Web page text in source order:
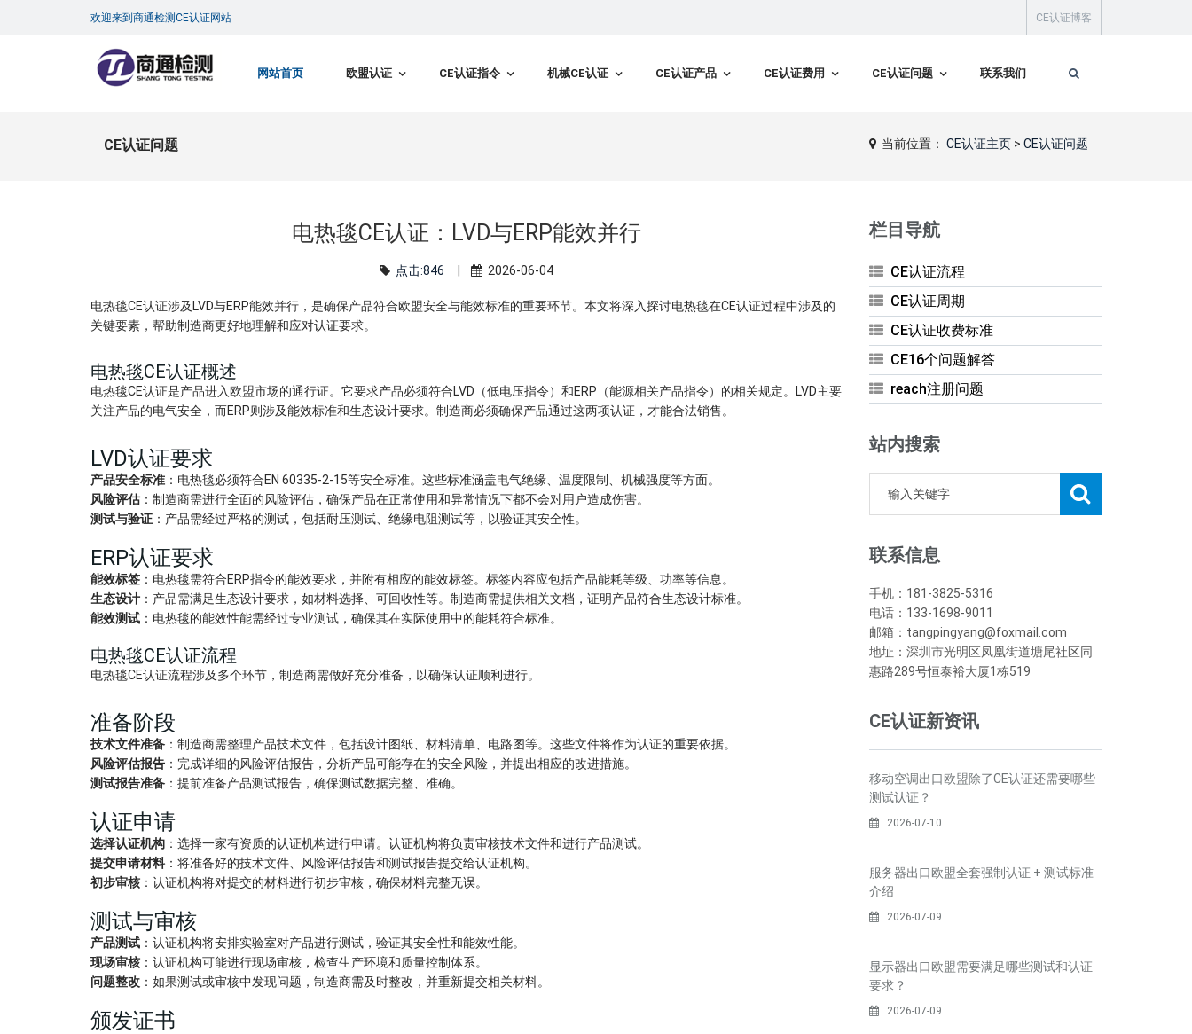
CE认证博客
欢迎来到商通检测CE认证网站
网站首页 欧盟认证 CE认证指令 机械CE认证 CE认证产品 CE认证费用 CE认证问题 联系我们
CE认证问题 当前位置： CE认证主页 > CE认证问题
电热毯CE认证：LVD与ERP能效并行
点击:846 2026-06-04
电热毯CE认证涉及LVD与ERP能效并行，是确保产品符合欧盟安全与能效标准的重要环节。本文将深入探讨电热毯在CE认证过程中涉及的
关键要素，帮助制造商更好地理解和应对认证要求。
电热毯CE认证概述
电热毯CE认证是产品进入欧盟市场的通行证。它要求产品必须符合LVD（低电压指令）和ERP（能源相关产品指令）的相关规定。LVD主要
关注产品的电气安全，而ERP则涉及能效标准和生态设计要求。制造商必须确保产品通过这两项认证，才能合法销售。
LVD认证要求
产品安全标准 ：电热毯必须符合EN 60335-2-15等安全标准。这些标准涵盖电气绝缘、温度限制、机械强度等方面。
风险评估 ：制造商需进行全面的风险评估，确保产品在正常使用和异常情况下都不会对用户造成伤害。
测试与验证 ：产品需经过严格的测试，包括耐压测试、绝缘电阻测试等，以验证其安全性。
ERP认证要求
能效标签 ：电热毯需符合ERP指令的能效要求，并附有相应的能效标签。标签内容应包括产品能耗等级、功率等信息。
生态设计 ：产品需满足生态设计要求，如材料选择、可回收性等。制造商需提供相关文档，证明产品符合生态设计标准。
能效测试 ：电热毯的能效性能需经过专业测试，确保其在实际使用中的能耗符合标准。
电热毯CE认证流程
电热毯CE认证流程涉及多个环节，制造商需做好充分准备，以确保认证顺利进行。
准备阶段
技术文件准备 ：制造商需整理产品技术文件，包括设计图纸、材料清单、电路图等。这些文件将作为认证的重要依据。
风险评估报告 ：完成详细的风险评估报告，分析产品可能存在的安全风险，并提出相应的改进措施。
测试报告准备 ：提前准备产品测试报告，确保测试数据完整、准确。
认证申请
选择认证机构 ：选择一家有资质的认证机构进行申请。认证机构将负责审核技术文件和进行产品测试。
提交申请材料：将准备好的技术文件、风险评估报告和测试报告提交给认证机构。
初步审核 ：认证机构将对提交的材料进行初步审核，确保材料完整无误。
测试与审核
产品测试 ：认证机构将安排实验室对产品进行测试，验证其安全性和能效性能。
现场审核 ：认证机构可能进行现场审核，检查生产环境和质量控制体系。
问题整改 ：如果测试或审核中发现问题，制造商需及时整改，并重新提交相关材料。
颁发证书
栏目导航
CE认证流程
CE认证周期
CE认证收费标准
CE16个问题解答
reach注册问题
站内搜索
联系信息
手机：181-3825-5316
电话：133-1698-9011
邮箱：tangpingyang@foxmail.com
地址：深圳市光明区凤凰街道塘尾社区同
惠路289号恒泰裕大厦1栋519
CE认证新资讯
移动空调出口欧盟除了CE认证还需要哪些
测试认证？
2026-07-10
服务器出口欧盟全套强制认证 + 测试标准
介绍
2026-07-09
显示器出口欧盟需要满足哪些测试和认证
要求？
2026-07-09